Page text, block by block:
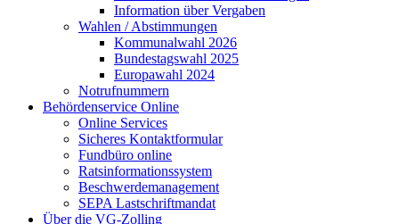
Information über Vergaben
Wahlen / Abstimmungen
Kommunalwahl 2026
Bundestagswahl 2025
Europawahl 2024
Notrufnummern
Behördenservice Online
Online Services
Sicheres Kontaktformular
Fundbüro online
Ratsinformationssystem
Beschwerdemanagement
SEPA Lastschriftmandat
Über die VG-Zolling